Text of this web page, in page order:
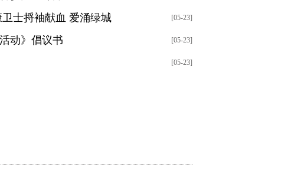
[05-23]
士捋袖献血 爱涌绿城
[05-23]
动》倡议书
[05-23]